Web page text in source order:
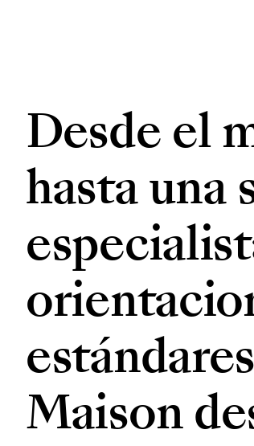
Desde el
hasta una
Maison